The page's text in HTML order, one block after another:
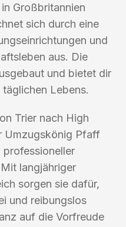
Großbritannien
sich durch eine
und
aus. Die
und bietet dir
Lebens.
Trier nach High
Umzugskönig Pfaff
professioneller
langjähriger
sorgen sie dafür,
und reibungslos
auf die Vorfreude